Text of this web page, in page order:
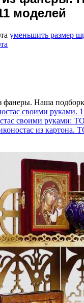
моделей
уменьшить размер
фанеры. Наша
своими руками.
своими руками:
из картона.